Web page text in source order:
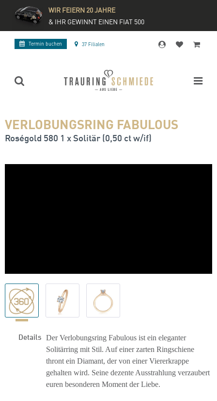
WIR FEIERN 20 JAHRE
& IHR GEWINNT EINEN FIAT 500
Termin buchen 37 Filialen
VERLOBUNGSRING FABULOUS
Roségold 580 1 x Solitär (0,50 ct w/if)
Details Der Verlobungsring Fabulous ist ein eleganter
Solitärring mit Stil. Auf einer zarten Ringschiene
thront ein Diamant, der von einer Viererkrappe
gehalten wird. Seine dezente Ausstrahlung verzaubert
euren besonderen Moment der Liebe.